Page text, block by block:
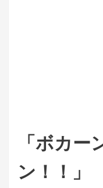
「ボカー
ン！！」